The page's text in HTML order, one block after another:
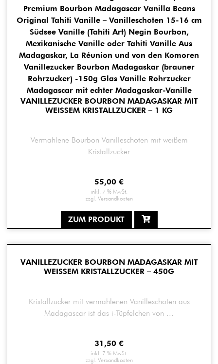
VANILLEZUCKER BOURBON MADAGASKAR MIT
WEISSEM KRISTALLZUCKER – 1 KG
Vermahlene Bourbon Vanilleschoten mit weißem
Kristallzucker
55,00 €
inkl. 7 % MwSt.
zzgl. Versandkosten
ZUM PRODUKT
VANILLEZUCKER BOURBON MADAGASKAR MIT
WEISSEM KRISTALLZUCKER – 450G
Kristallzucker mit vermahlenen Vanilleschoten aus
Madagascar ist das i-Tüpfelchen von ...
31,50 €
inkl. 7 % MwSt.
zzgl. Versandkosten